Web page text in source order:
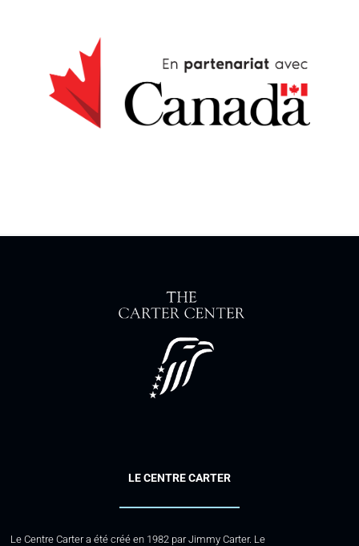
LE CENTRE CARTER
Le Centre Carter a été créé en 1982 par Jimmy Carter. Le